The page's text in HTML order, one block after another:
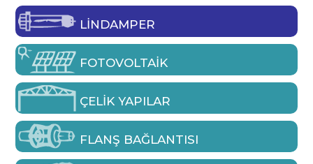
LINDAMPER
FOTOVOLTAIK
ÇELIK YAPILAR
FLANŞ BAĞLANTISI